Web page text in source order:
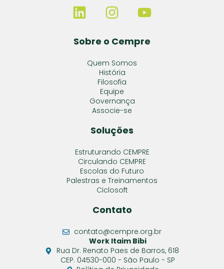
Sobre o Cempre
Quem Somos
História
Filosofia
Equipe
Governança
Associe-se
Soluções
Estruturando CEMPRE
Circulando CEMPRE
Escolas do Futuro
Palestras e Treinamentos
Ciclosoft
Contato
contato@cempre.org.br
Work Itaim Bibi
Rua Dr. Renato Paes de Barros, 618
CEP. 04530-000 - São Paulo - SP